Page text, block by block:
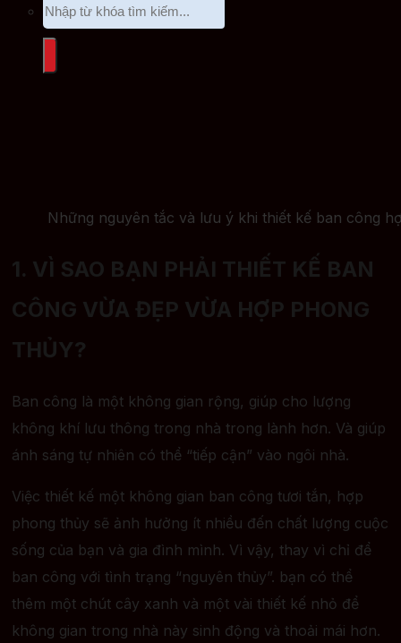
Những nguyên tắc và lưu ý khi thiết kế ban công
1. VÌ SAO BẠN PHẢI THIẾT KẾ BAN
CÔNG VỪA ĐẸP VỪA HỢP PHONG
THỦY?
Ban công là một không gian rộng, giúp cho lượng
không khí lưu thông trong nhà trong lành hơn. Và giúp
ánh sáng tự nhiên có thể “tiếp cận” vào ngôi nhà.
Việc thiết kế một không gian ban công tươi tắn, hợp
phong thủy sẽ ảnh hưởng ít nhiều đến chất lượng cuộc
sống của bạn và gia đình mình. Vì vậy, thay vì chỉ để
ban công với tình trạng “nguyên thủy”. bạn có thể
thêm một chút cây xanh và một vài thiết kế nhỏ để
không gian trong nhà này sinh động và thoải mái hơn.